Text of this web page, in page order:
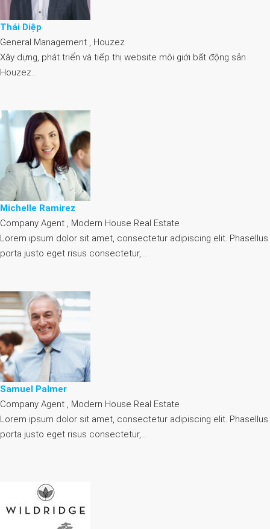
Thái Diệp
General Management , Houzez
Xây dựng, phát triển và tiếp thị website môi giới bất động sản
Houzez…
Michelle Ramirez
Company Agent , Modern House Real Estate
Lorem ipsum dolor sit amet, consectetur adipiscing elit. Phasellus
porta justo eget risus consectetur,…
Samuel Palmer
Company Agent , Modern House Real Estate
Lorem ipsum dolor sit amet, consectetur adipiscing elit. Phasellus
porta justo eget risus consectetur,…